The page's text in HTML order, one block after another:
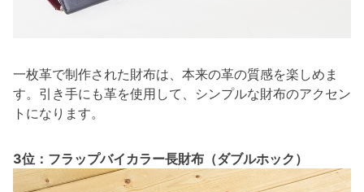
一枚革で制作された財布は、本来の革の質感を楽しめま
す。引き手にも革を使用して、シンプルな財布のアクセン
トになります。
3位：フラップバイカラー長財布（ダブルホック）